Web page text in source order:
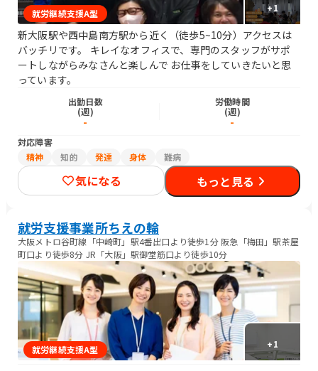
+1
就労継続支援A型
新大阪駅や西中島南方駅から近く（徒歩5~10分）アクセスは
バッチリです。 キレイなオフィスで、専門のスタッフがサポ
ートしながらみなさんと楽しんで お仕事をしていきたいと思
っています。
出勤日数
(週)
-
労働時間
(週)
-
対応障害
精神
知的 発達 身体 難病
気になる もっと見る
就労支援事業所ちえの輪
大阪メトロ谷町線「中崎町」駅4番出口より徒歩1分 阪急「梅田」駅茶屋
町口より徒歩8分 JR「大阪」駅御堂筋口より徒歩10分
+1
就労継続支援A型